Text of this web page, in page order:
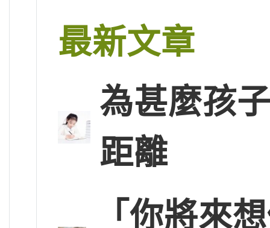
最新文章
為甚麼孩
距離
「你將來